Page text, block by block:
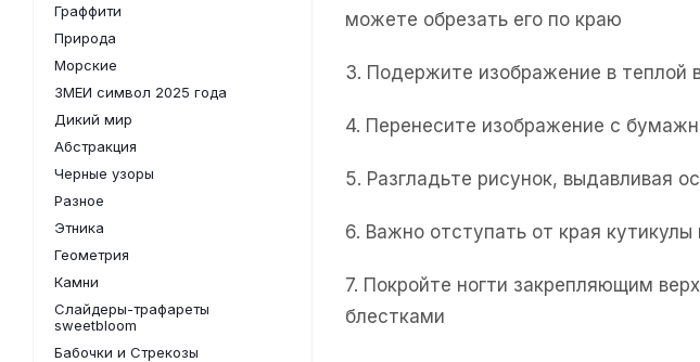
можете обрезать его по краю
3. Подержите изображение в теплой
4. Перенесите изображение с
5. Разгладьте рисунок, выдавливая
6. Важно отступать от края
7. Покройте ногти закрепляющим
блестками
Граффити
Природа
Морские
ЗМЕИ символ 2025 года
Дикий мир
Абстракция
Черные узоры
Разное
Этника
Геометрия
Камни
Слайдеры-трафареты
sweetbloom
Бабочки и Стрекозы